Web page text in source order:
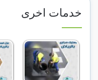
خدمات اخرى